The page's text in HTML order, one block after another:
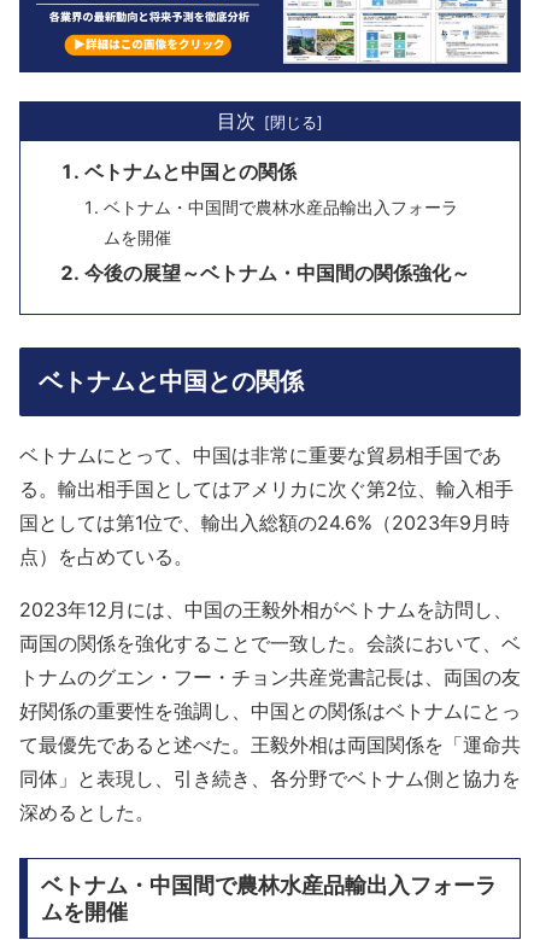
目次
ベトナムと中国との関係
ベトナム・中国間で農林水産品輸出入フォーラ
ムを開催
今後の展望～ベトナム・中国間の関係強化～
ベトナムと中国との関係
ベトナムにとって、中国は非常に重要な貿易相手国であ
る。輸出相手国としてはアメリカに次ぐ第2位、輸入相手
国としては第1位で、輸出入総額の24.6%（2023年9月時
点）を占めている。
2023年12月には、中国の王毅外相がベトナムを訪問し、
両国の関係を強化することで一致した。会談において、ベ
トナムのグエン・フー・チョン共産党書記長は、両国の友
好関係の重要性を強調し、中国との関係はベトナムにとっ
て最優先であると述べた。王毅外相は両国関係を「運命共
同体」と表現し、引き続き、各分野でベトナム側と協力を
深めるとした。
ベトナム・中国間で農林水産品輸出入フォーラ
ムを開催